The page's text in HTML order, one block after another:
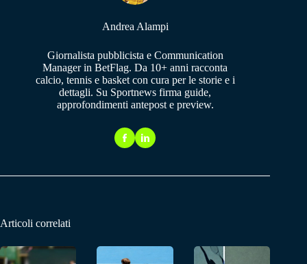
Andrea Alampi
Giornalista pubblicista e Communication
Manager in BetFlag. Da 10+ anni racconta
calcio, tennis e basket con cura per le storie e i
dettagli. Su Sportnews firma guide,
approfondimenti antepost e preview.
Articoli correlati